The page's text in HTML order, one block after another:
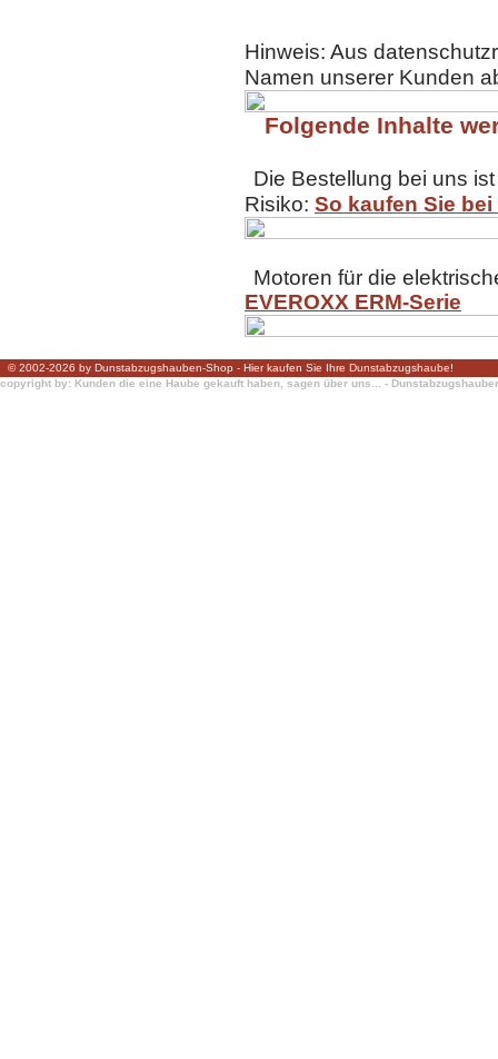
Hinweis: Aus
Namen unserer Kunden
Folgende Inhalte
Die Bestellung bei uns
Risiko: So kaufen Sie
Motoren für die
EVEROXX ERM-Serie
© 2002-2026 by Dunstabzugshauben-Shop - Hier kaufen Sie Ihre Dunstabzugshaube!
copyright by: Kunden die eine Haube gekauft haben, sagen über uns... -